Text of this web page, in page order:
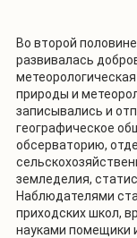
Во второй
развивалась
природы и
записывались и
географическое
обсерваторию,
земледелия,
Наблюдателями
приходских школ,
науками помещики